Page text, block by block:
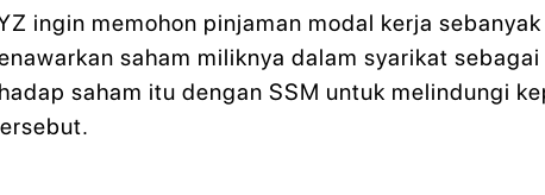
ingin memohon pinjaman modal kerja
saham miliknya dalam syarikat
saham itu dengan SSM untuk melindungi